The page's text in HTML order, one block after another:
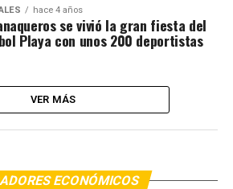
hace 4 años
se vivió la gran fiesta del
Playa con unos 200 deportistas
VER MÁS
ECONÓMICOS